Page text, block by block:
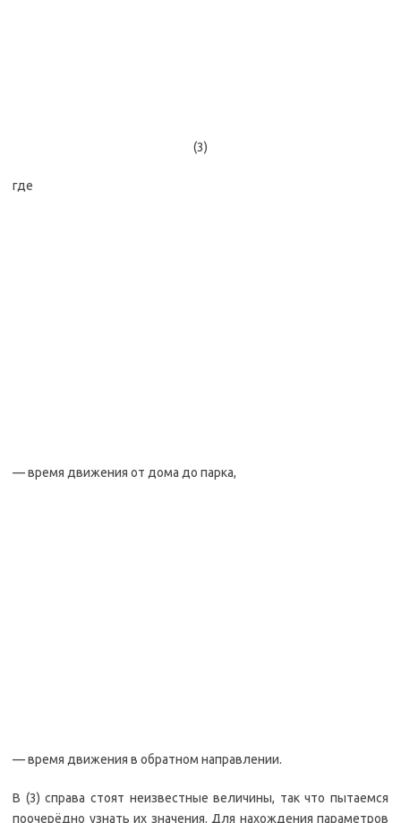
(3)
где
— время движения от дома до парка,
— время движения в обратном направлении.
В (3) справа стоят неизвестные величины, так что пытаемся
поочерёдно узнать их значения. Для нахождения параметров